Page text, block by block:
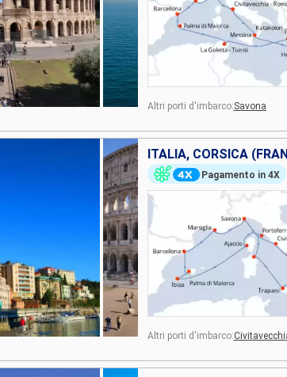
Altri porti d'imbarco:Savona
Pagamento in 4X
Altri porti d'imbarco: